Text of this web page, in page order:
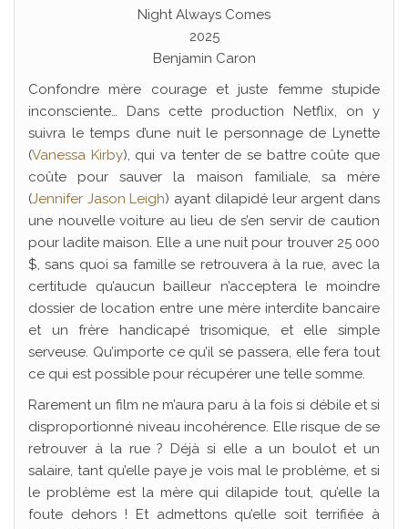
Night Always Comes
2025
Benjamin Caron
Confondre mère courage et juste femme stupide
inconsciente… Dans cette production Netflix, on y
suivra le temps d’une nuit le personnage de Lynette
(Vanessa Kirby), qui va tenter de se battre coûte que
coûte pour sauver la maison familiale, sa mère
(Jennifer Jason Leigh) ayant dilapidé leur argent dans
une nouvelle voiture au lieu de s’en servir de caution
pour ladite maison. Elle a une nuit pour trouver 25 000
$, sans quoi sa famille se retrouvera à la rue, avec la
certitude qu’aucun bailleur n’acceptera le moindre
dossier de location entre une mère interdite bancaire
et un frère handicapé trisomique, et elle simple
serveuse. Qu’importe ce qu’il se passera, elle fera tout
ce qui est possible pour récupérer une telle somme.
Rarement un film ne m’aura paru à la fois si débile et si
disproportionné niveau incohérence. Elle risque de se
retrouver à la rue ? Déjà si elle a un boulot et un
salaire, tant qu’elle paye je vois mal le problème, et si
le problème est la mère qui dilapide tout, qu’elle la
foute dehors ! Et admettons qu’elle soit terrifiée à